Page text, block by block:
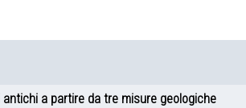
antichi a partire da tre misure geologiche